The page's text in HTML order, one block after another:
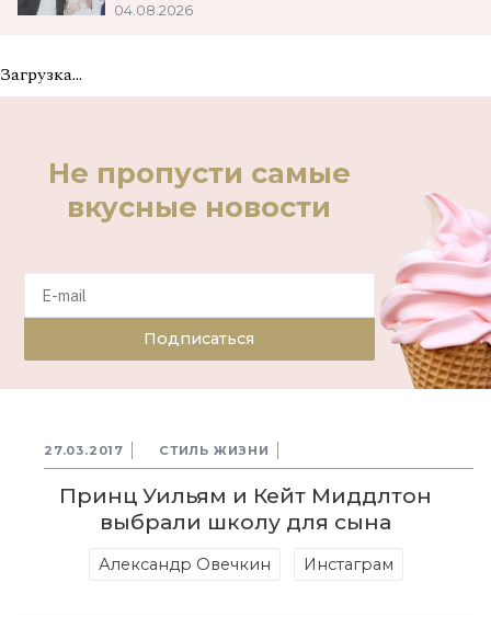
04.08.2026
Загрузка...
Не пропусти самые
вкусные новости
Подписаться
27.03.2017 СТИЛЬ ЖИЗНИ
Принц Уильям и Кейт Миддлтон
выбрали школу для сына
Александр Овечкин Инстаграм